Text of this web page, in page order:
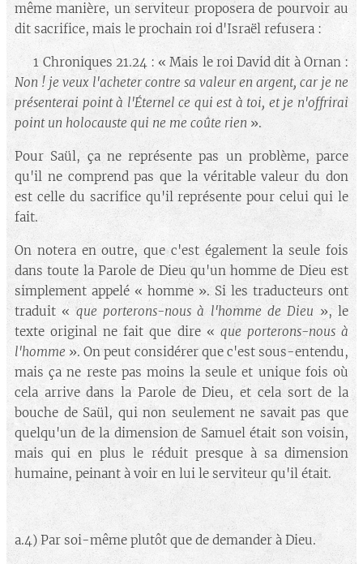
même manière, un serviteur proposera de pourvoir au
dit sacrifice, mais le prochain roi d'Israël refusera :
🔘 1 Chroniques 21.24 : « Mais le roi David dit à Ornan :
Non ! je veux l'acheter contre sa valeur en argent, car je ne
présenterai point à l'Éternel ce qui est à toi, et je n'offrirai
point un holocauste qui ne me coûte rien ».
Pour Saül, ça ne représente pas un problème, parce
qu'il ne comprend pas que la véritable valeur du don
est celle du sacrifice qu'il représente pour celui qui le
fait.
On notera en outre, que c'est également la seule fois
dans toute la Parole de Dieu qu'un homme de Dieu est
simplement appelé « homme ». Si les traducteurs ont
traduit «que porterons-nous à l'homme de Dieu», le
texte original ne fait que dire « que porterons-nous à
l'homme». On peut considérer que c'est sous-entendu,
mais ça ne reste pas moins la seule et unique fois où
cela arrive dans la Parole de Dieu, et cela sort de la
bouche de Saül, qui non seulement ne savait pas que
quelqu'un de la dimension de Samuel était son voisin,
mais qui en plus le réduit presque à sa dimension
humaine, peinant à voir en lui le serviteur qu'il était.
a.4) Par soi-même plutôt que de demander à Dieu.